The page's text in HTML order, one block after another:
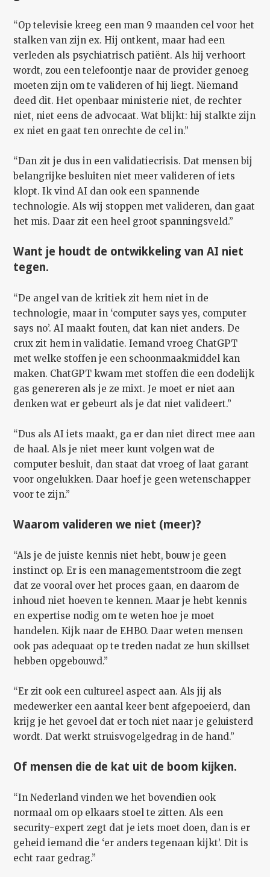
“Op televisie kreeg een man 9 maanden cel voor het
stalken van zijn ex. Hij ontkent, maar had een
verleden als psychiatrisch patiënt. Als hij verhoort
wordt, zou een telefoontje naar de provider genoeg
moeten zijn om te valideren of hij liegt. Niemand
deed dit. Het openbaar ministerie niet, de rechter
niet, niet eens de advocaat. Wat blijkt: hij stalkte zijn
ex niet en gaat ten onrechte de cel in.”
“Dan zit je dus in een validatiecrisis. Dat mensen bij
belangrijke besluiten niet meer valideren of iets
klopt. Ik vind AI dan ook een spannende
technologie. Als wij stoppen met valideren, dan gaat
het mis. Daar zit een heel groot spanningsveld.”
Want je houdt de ontwikkeling van AI niet
tegen.
“De angel van de kritiek zit hem niet in de
technologie, maar in ‘computer says yes, computer
says no’. AI maakt fouten, dat kan niet anders. De
crux zit hem in validatie. Iemand vroeg ChatGPT
met welke stoffen je een schoonmaakmiddel kan
maken. ChatGPT kwam met stoffen die een dodelijk
gas genereren als je ze mixt. Je moet er niet aan
denken wat er gebeurt als je dat niet valideert.”
“Dus als AI iets maakt, ga er dan niet direct mee aan
de haal. Als je niet meer kunt volgen wat de
computer besluit, dan staat dat vroeg of laat garant
voor ongelukken. Daar hoef je geen wetenschapper
voor te zijn.”
Waarom valideren we niet (meer)?
“Als je de juiste kennis niet hebt, bouw je geen
instinct op. Er is een managementstroom die zegt
dat ze vooral over het proces gaan, en daarom de
inhoud niet hoeven te kennen. Maar je hebt kennis
en expertise nodig om te weten hoe je moet
handelen. Kijk naar de EHBO. Daar weten mensen
ook pas adequaat op te treden nadat ze hun skillset
hebben opgebouwd.”
“Er zit ook een cultureel aspect aan. Als jij als
medewerker een aantal keer bent afgepoeierd, dan
krijg je het gevoel dat er toch niet naar je geluisterd
wordt. Dat werkt struisvogelgedrag in de hand.”
Of mensen die de kat uit de boom kijken.
“In Nederland vinden we het bovendien ook
normaal om op elkaars stoel te zitten. Als een
security-expert zegt dat je iets moet doen, dan is er
geheid iemand die ‘er anders tegenaan kijkt’. Dit is
echt raar gedrag.”